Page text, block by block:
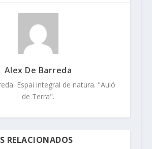
Alex De Barreda
Espai integral de natura. "Auló
de Terra".
RELACIONADOS